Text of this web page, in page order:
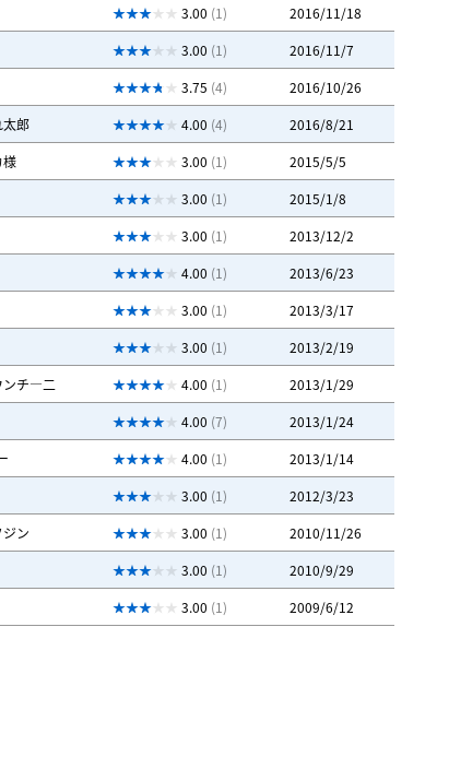
3.00 (1)
2016/11/18
3.00 (1)
2016/11/7
3.75 (4)
2016/10/26
太郎 4.00 (4)
2016/8/21
様 3.00 (1)
2015/5/5
3.00 (1)
2015/1/8
3.00 (1)
2013/12/2
4.00 (1)
2013/6/23
3.00 (1)
2013/3/17
3.00 (1)
2013/2/19
ンチ―二 4.00 (1)
2013/1/29
4.00 (7)
2013/1/24
4.00 (1)
2013/1/14
3.00 (1)
2012/3/23
ジン 3.00 (1)
2010/11/26
3.00 (1)
2010/9/29
3.00 (1) 2009/6/12